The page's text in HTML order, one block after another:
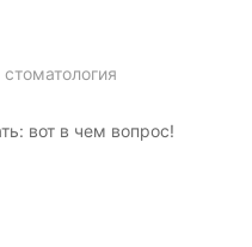
вот в чем вопрос!